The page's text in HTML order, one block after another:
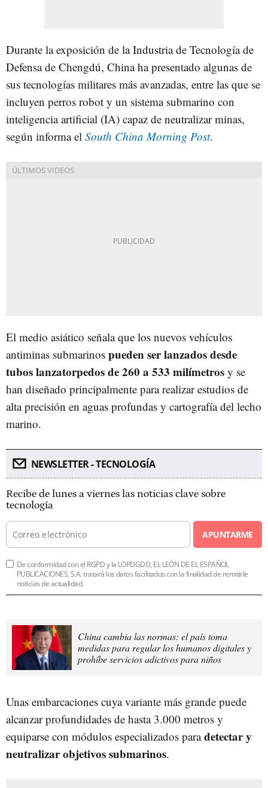
Durante la exposición de la Industria de Tecnología de
Defensa de Chengdú, China ha presentado algunas de
sus tecnologías militares más avanzadas, entre las que se
incluyen perros robot y un sistema submarino con
inteligencia artificial (IA) capaz de neutralizar minas,
según informa el South China Morning Post.
El medio asiático señala que los nuevos vehículos
antiminas submarinos pueden ser lanzados desde
tubos lanzatorpedos de 260 a 533 milímetros y se
han diseñado principalmente para realizar estudios de
alta precisión en aguas profundas y cartografía del lecho
marino.
NEWSLETTER - TECNOLOGÍA
Recibe de lunes a viernes las noticias clave sobre
tecnología
APUNTARME
De conformidad con el RGPD y la LOPDGDD, EL LEÓN DE EL ESPAÑOL
PUBLICACIONES, S.A. tratará los datos facilitados con la finalidad de remitirle
noticias de actualidad.
China cambia las normas: el país toma
medidas para regular los humanos digitales y
prohíbe servicios adictivos para niños
Unas embarcaciones cuya variante más grande puede
alcanzar profundidades de hasta 3.000 metros y
equiparse con módulos especializados paradetectar y
neutralizar objetivos submarinos.